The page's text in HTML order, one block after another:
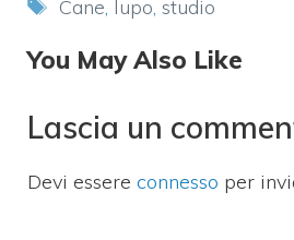
Cane lupo studio
You May Also Like
Lascia un
Devi essere connesso per